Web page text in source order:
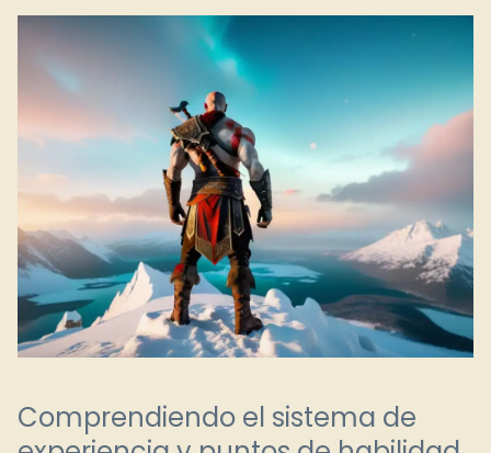
Comprendiendo el sistema de